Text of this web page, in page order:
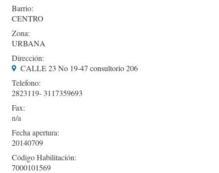
Barrio:
CENTRO
Zona:
URBANA
Dirección:
CALLE 23 No 19-47 consultorio 206
Telefono:
2823119- 3117359693
Fax:
Fecha apertura:
20140709
Código Habilitación:
7000101569